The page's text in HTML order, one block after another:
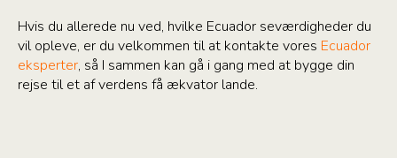
Hvis du allerede nu ved, hvilke Ecuador seværdigheder du
vil opleve, er du velkommen til at kontakte vores Ecuador
eksperter, så I sammen kan gå i gang med at bygge din
rejse til et af verdens få ækvator lande.